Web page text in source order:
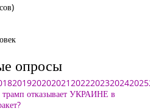
опросы
2019202020212022202320242025
отказывает УКРАИНЕ в